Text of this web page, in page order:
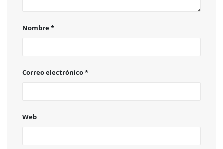
Nombre*
Correo electrónico*
Web